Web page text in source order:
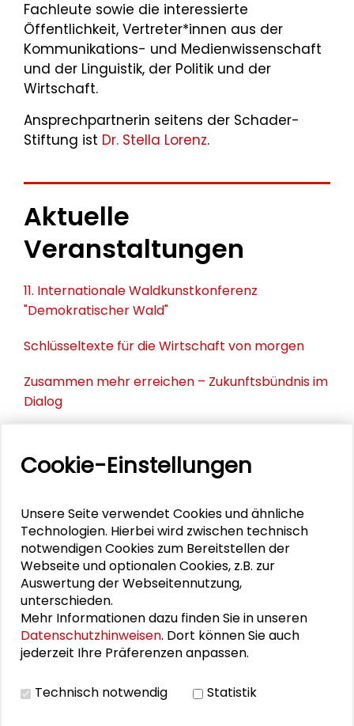
Fachleute sowie die interessierte
Öffentlichkeit, Vertreter*innen aus der
Kommunikations- und Medienwissenschaft
und der Linguistik, der Politik und der
Wirtschaft.
Ansprechpartnerin seitens der Schader-
Stiftung ist Dr. Stella Lorenz.
Aktuelle
Veranstaltungen
11. Internationale Waldkunstkonferenz
"Demokratischer Wald"
Schlüsseltexte für die Wirtschaft von morgen
Zusammen mehr erreichen – Zukunftsbündnis im
Dialog
25. Runder Tisch Wissenschaftsstadt Darmstadt
PERSONEN IM KONTEXT
Nina Janich
DOWNLOADS
Programm
Cookie-Einstellungen
Unsere Seite verwendet Cookies und ähnliche
Technologien. Hierbei wird zwischen technisch
notwendigen Cookies zum Bereitstellen der
Webseite und optionalen Cookies, z.B. zur
Auswertung der Webseitennutzung,
unterschieden.
Mehr Informationen dazu finden Sie in unseren
Datenschutzhinweisen. Dort können Sie auch
jederzeit Ihre Präferenzen anpassen.
Technisch notwendig Statistik